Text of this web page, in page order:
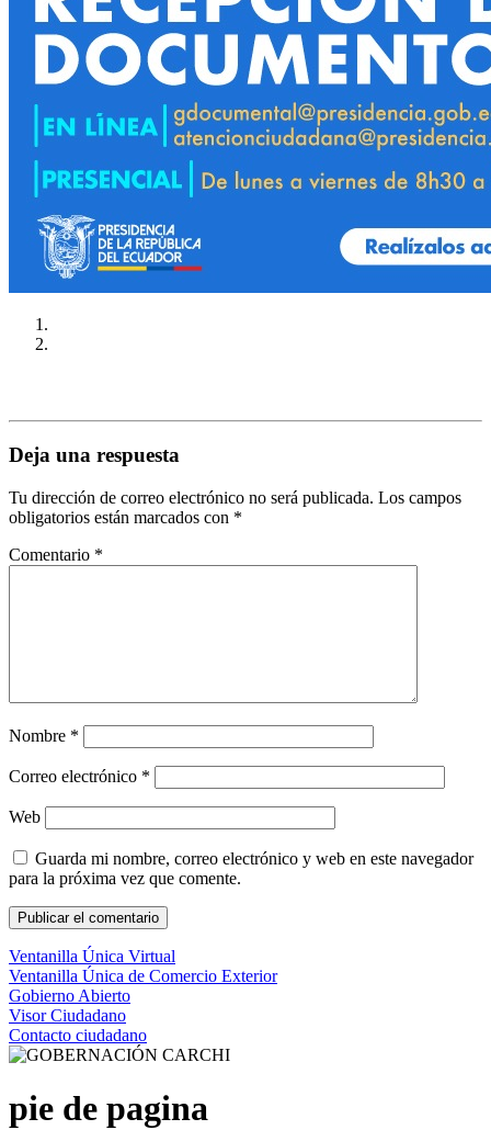
Deja una respuesta
Tu dirección de correo electrónico no será publicada. Los campos
obligatorios están marcados con *
Comentario *
Nombre *
Correo electrónico *
Web
Guarda mi nombre, correo electrónico y web en este navegador
para la próxima vez que comente.
Ventanilla Única Virtual
Ventanilla Única de Comercio Exterior
Gobierno Abierto
Visor Ciudadano
Contacto ciudadano
pie de pagina